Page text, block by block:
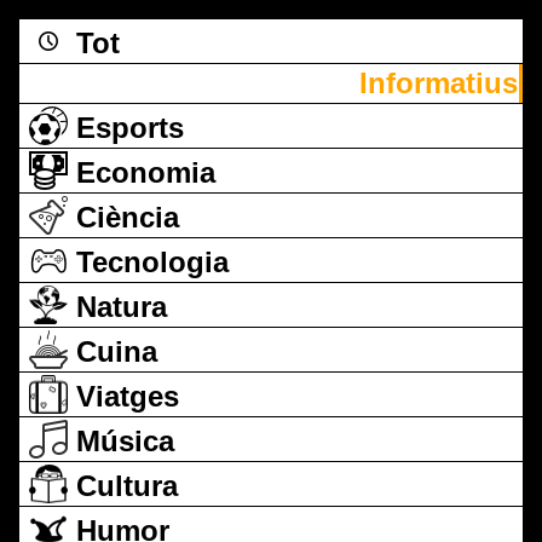
Tot
Informatius
Esports
Economia
Ciència
Tecnologia
Natura
Cuina
Viatges
Música
Cultura
Humor